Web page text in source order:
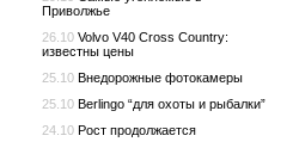
Приволжье
26.10 Volvo V40 Cross Country:
известны цены
25.10 Внедорожные фотокамеры
25.10 Berlingo “для охоты и рыбалки”
24.10 Рост продолжается